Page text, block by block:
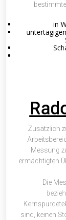
in
Zusätzlich
Messung
ermächtigten
Die
sind, keinen